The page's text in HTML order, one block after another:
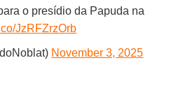
o presídio da Papuda na
JzRFZrzOrb
November 3, 2025